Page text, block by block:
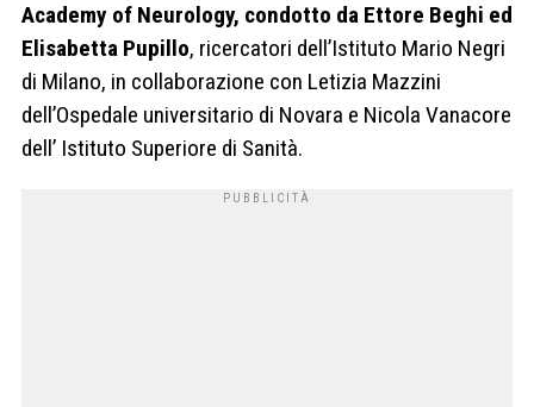
Academy of Neurology, condotto da Ettore Beghi ed
Elisabetta Pupillo, ricercatori dell’Istituto Mario Negri
di Milano, in collaborazione con Letizia Mazzini
dell’Ospedale universitario di Novara e Nicola Vanacore
dell’ Istituto Superiore di Sanità.